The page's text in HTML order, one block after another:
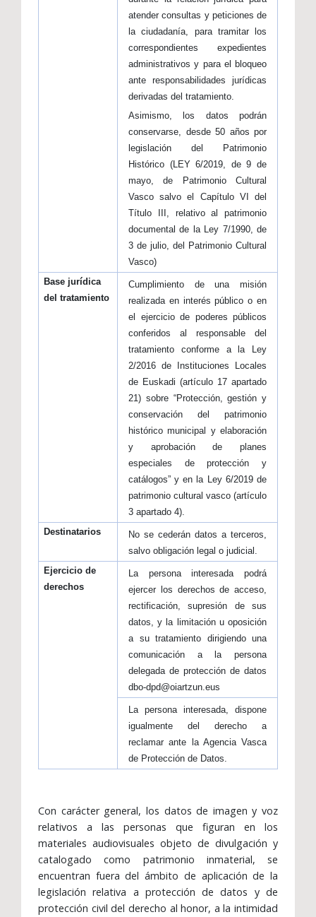
atender consultas y peticiones de
la ciudadanía, para tramitar los
correspondientes expedientes
administrativos y para el bloqueo
ante responsabilidades jurídicas
derivadas del tratamiento.
Asimismo, los datos podrán
conservarse, desde 50 años por
legislación del Patrimonio
Histórico (LEY 6/2019, de 9 de
mayo, de Patrimonio Cultural
Vasco salvo el Capítulo VI del
Título III, relativo al patrimonio
documental de la Ley 7/1990, de
3 de julio, del Patrimonio Cultural
Vasco)
Base jurídica
del tratamiento
Cumplimiento de una misión
realizada en interés público o en
el ejercicio de poderes públicos
conferidos al responsable del
tratamiento conforme a la Ley
2/2016 de Instituciones Locales
de Euskadi (artículo 17 apartado
21) sobre “Protección, gestión y
conservación del patrimonio
histórico municipal y elaboración
y aprobación de planes
especiales de protección y
catálogos” y en la Ley 6/2019 de
patrimonio cultural vasco (artículo
3 apartado 4).
Destinatarios
No se cederán datos a terceros,
salvo obligación legal o judicial.
Ejercicio de
derechos
La persona interesada podrá
ejercer los derechos de acceso,
rectificación, supresión de sus
datos, y la limitación u oposición
a su tratamiento dirigiendo una
comunicación a la persona
delegada de protección de datos
dbo-dpd@oiartzun.eus
La persona interesada, dispone
igualmente del derecho a
reclamar ante la Agencia Vasca
de Protección de Datos.
Con carácter general, los datos de imagen y voz
relativos a las personas que figuran en los
materiales audiovisuales objeto de divulgación y
catalogado como patrimonio inmaterial, se
encuentran fuera del ámbito de aplicación de la
legislación relativa a protección de datos y de
protección civil del derecho al honor, a la intimidad